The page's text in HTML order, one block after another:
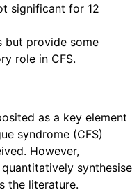
significant for 12
but provide some
role in CFS.
as a key element
syndrome (CFS)
However,
synthesise
the literature.